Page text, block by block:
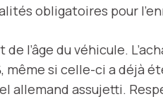
obligatoires pour
l’âge du véhicule.
, même si celle-ci a déjà
allemand assujetti.